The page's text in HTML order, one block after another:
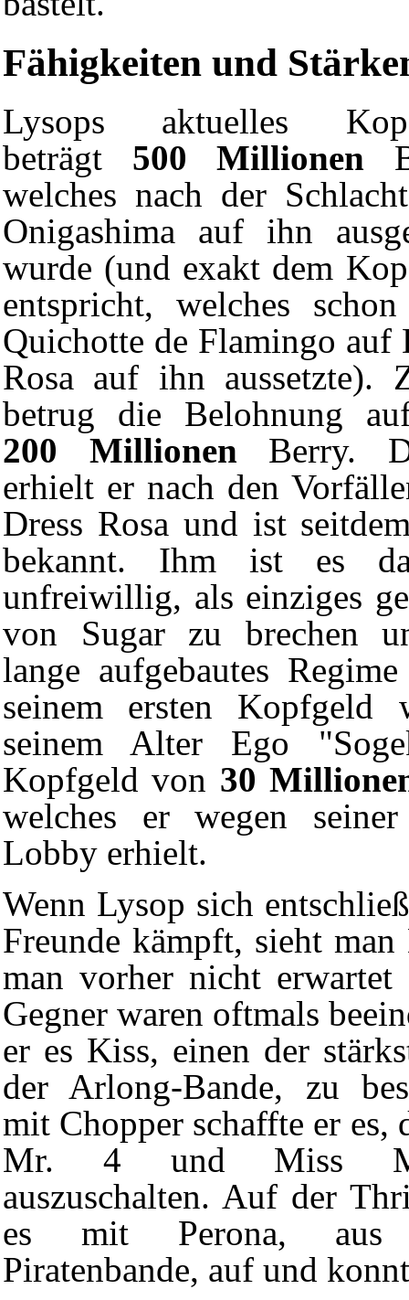
Fähigkeiten und
Lysops aktuelles
beträgt 500 Millionen
welches nach der
Onigashima auf ihn
wurde (und exakt dem
entspricht, welches
Quichotte de Flamingo auf
Rosa auf ihn aussetzte).
betrug die Belohnung
200 Millionen Berry.
erhielt er nach den
Dress Rosa und ist
bekannt. Ihm ist es
unfreiwillig, als einziges
von Sugarzu brechen
lange aufgebautes
seinem ersten Kopfgeld
seinem Alter Ego
Kopfgeld von 30
welches er wegen
Lobby erhielt.
Wenn Lysop sich
Freunde kämpft, sieht
man vorher nicht erwartet
Gegner waren oftmals
er es Kiss, einen der
der Arlong-Bande, zu
mit Chopper schaffte er es,
Mr. 4 und Miss
auszuschalten. Auf der
es mit Perona,
Piratenbande, auf und